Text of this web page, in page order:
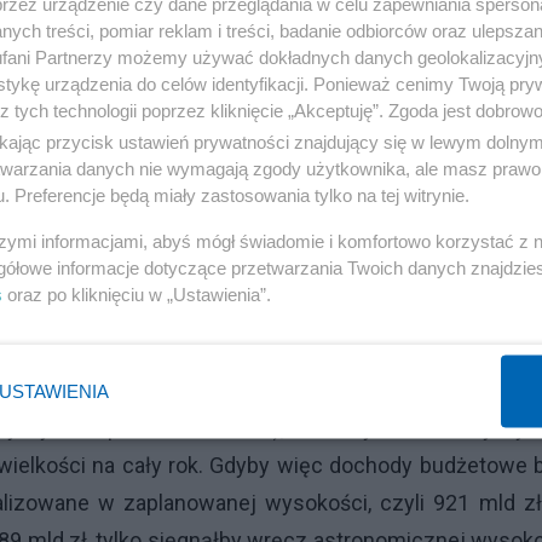
podobnie jak do tej pory, to do ich
zł (dochody budżetowe zostałyby
wynika bowiem, że w każdym miesiącu
miesiącach, powinny być na poziomie ponad 583 mld
mimo tego, że wydatki są realizowane znacznie
wynieść ponad 840 mld zł), to deficyt budżetowy
na cały rok. Gdyby więc dochody budżetowe
w zaplanowanej wysokości, czyli 921 mld
treści, pomiar reklam i treści, badanie odbiorców oraz
Partnerzy możemy używać dokładnych danych
urządzenia do celów identyfikacji. Ponieważ cenimy Twoją
tych technologii poprzez kliknięcie „Akceptuję”. Zgoda jest
przycisk ustawień prywatności znajdujący się w lewym
danych nie wymagają zgody użytkownika, ale masz
Preferencje będą miały zastosowania tylko na tej witrynie.
informacjami, abyś mógł świadomie i komfortowo korzystać z
informacje dotyczące przetwarzania Twoich danych
oraz po kliknięciu w „Ustawienia”.
USTAWIENIA